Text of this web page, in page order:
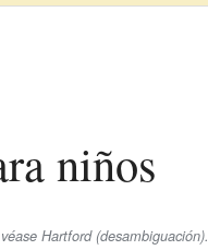
niños
Hartford (desambiguación).